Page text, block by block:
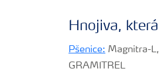
Hnojiva,
Pšenice: Magnitra-L,
GRAMITREL